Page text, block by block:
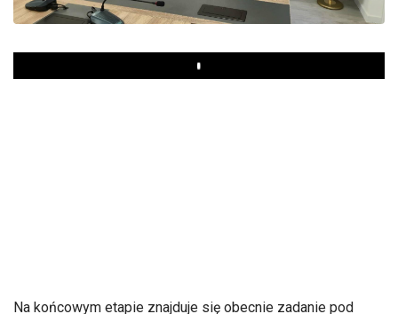
Play
Na końcowym etapie znajduje się obecnie zadanie pod